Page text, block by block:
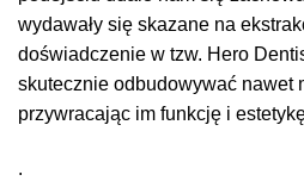
wydawały się skazane na
doświadczenie w tzw. Hero
skutecznie odbudowywać nawet
przywracając im funkcję i
.